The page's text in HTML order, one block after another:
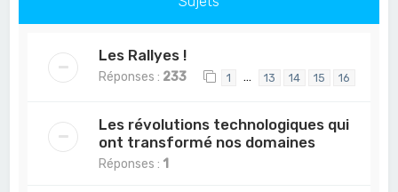
Les Rallyes !
Réponses : 233 1 … 13 14 15 16
Les révolutions technologiques qui
ont transformé nos domaines
Réponses : 1